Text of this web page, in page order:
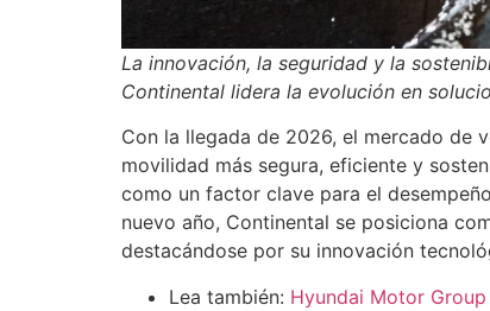
La innovación, la seguridad y la
Continental lidera la evolución en
Con la llegada de 2026, el mercado de
movilidad más segura, eficiente y
como un factor clave para el
nuevo año, Continental se posiciona
destacándose por su innovación
Lea también: Hyundai Motor